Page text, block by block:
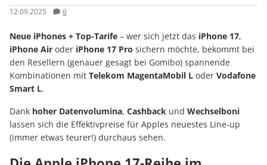
12.09.2025 6
Neue iPhones + Top-Tarife – wer sich jetzt das iPhone 17,
iPhone Air oder iPhone 17 Pro sichern möchte, bekommt bei
den Resellern (genauer gesagt bei Gomibo) spannende
Kombinationen mit Telekom MagentaMobil L oder Vodafone
Smart L.
Dank hoher Datenvolumina, Cashback und Wechselboni
lassen sich die Effektivpreise für Apples neuestes Line-up
(immer etwas teurer!) durchaus sehen.